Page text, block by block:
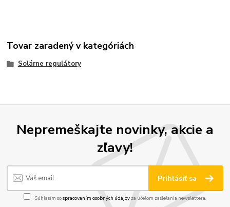
Tovar zaradený v kategóriách
Solárne regulátory
Nepremeškajte novinky, akcie a
zľavy!
Prihlásiť sa
Súhlasím sospracovaním osobných údajov za účelom zasielania newslettera.